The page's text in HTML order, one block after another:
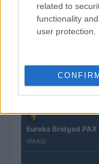
related to
functionality
user protection.
CONFIRM
COTAÇÕES
(KBTC)
Eureka Bridged
(PAXG)